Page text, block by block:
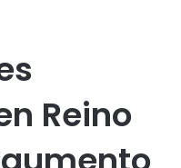
Reino